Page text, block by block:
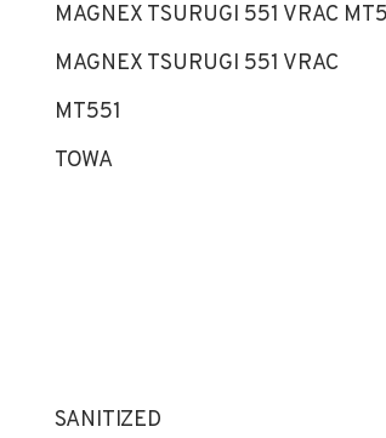
MAGNEX TSURUGI 551 VRAC
MAGNEX TSURUGI 551 VRAC
MT551
TOWA
SANITIZED